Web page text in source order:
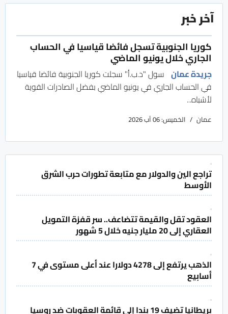
آخر خبر
كوريا الجنوبية تسجل فائضا قياسيا في الحساب
الجاري خلال يونيو الماضي
جريدة عمان سول "د.ب.أ" سجلت كوريا الجنوبية فائضا قياسيا
في الحساب الجاري في يونيو الماضي بفضل الصادرات القوية
لأشباه...
عمان الخميس: 06 آب 2026
تراجع الين والدولار مع متابعة تطورات حرب الشرق
الأوسط
العقود تقل والقيمة تتضاعف.. سر قفزة التمويل
العقاري إلى 20 مليار جنيه خلال 5 شهور
الذهب يرتفع إلى 4278 دولارا عند أعلى مستوى في 7
أسابيع
بريطانيا تضيف 19 بندا إلى قائمة العقوبات ضد روسيا